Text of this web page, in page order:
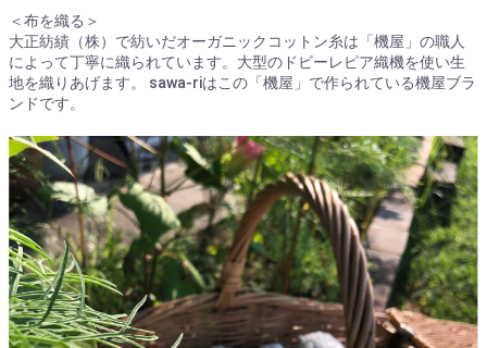
＜布を織る＞
大正紡績（株）で紡いだオーガニックコットン糸は「機屋」の職人
によって丁寧に織られています。大型のドビーレピア織機を使い生
地を織りあげます。 sawa-riはこの「機屋」で作られている機屋ブラ
ンドです。